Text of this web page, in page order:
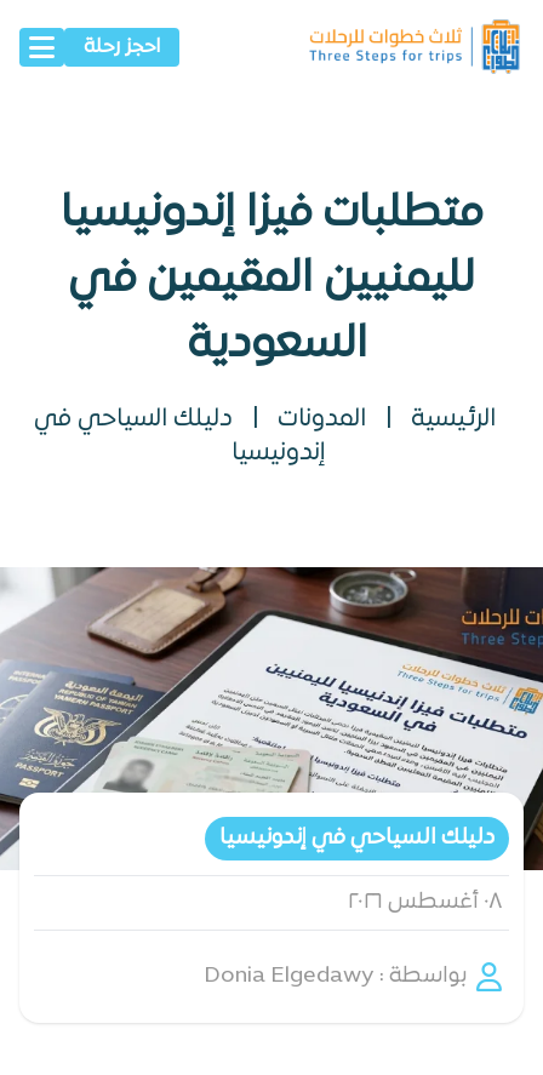
احجز رحلة
متطلبات فيزا إندونيسيا
لليمنيين المقيمين في
السعودية
الرئيسية المدونات
دليلك السياحي في
إندونيسيا
دليلك السياحي في إندونيسيا
٠٨ أغسطس ٢٠٢٦
بواسطة : Donia Elgedawy